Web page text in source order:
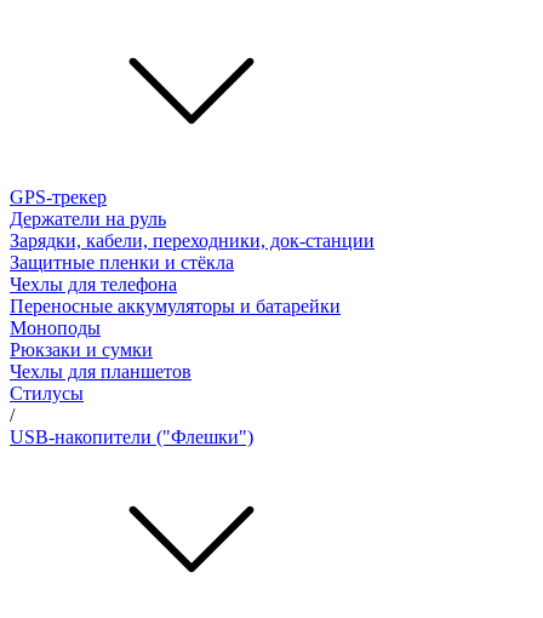
GPS-трекер
Держатели на руль
Зарядки, кабели, переходники, док-станции
Защитные пленки и стёкла
Чехлы для телефона
Переносные аккумуляторы и батарейки
Моноподы
Рюкзаки и сумки
Чехлы для планшетов
Стилусы
/
USB-накопители ("Флешки")